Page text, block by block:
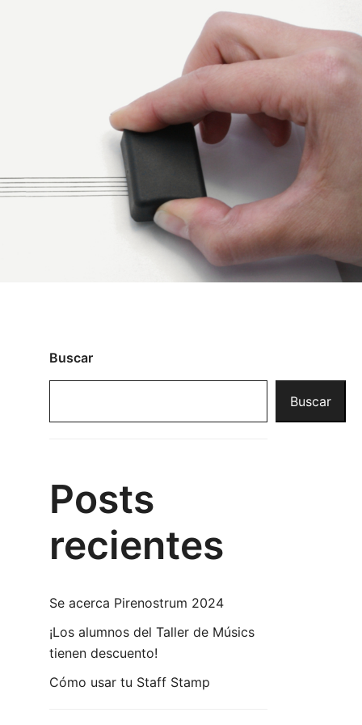
Buscar
Buscar
Posts
recientes
Se acerca Pirenostrum 2024
¡Los alumnos del Taller de Músics
tienen descuento!
Cómo usar tu Staff Stamp